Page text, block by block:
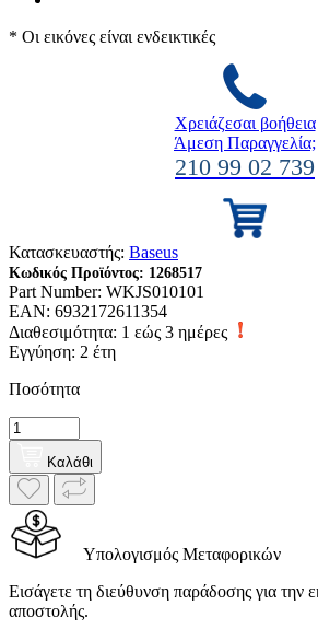
* Οι εικόνες είναι ενδεικτικές
Χρειάζεσαι βοήθεια
Άμεση Παραγγελία;
210 99 02 739
Κατασκευαστής: Baseus
Κωδικός Προϊόντος: 1268517
Part Number: WKJS010101
EAN: 6932172611354
Διαθεσιμότητα: 1 εώς 3 ημέρες
Εγγύηση: 2 έτη
Ποσότητα
Καλάθι
Υπολογισμός Μεταφορικών
Εισάγετε τη διεύθυνση παράδοσης για την
αποστολής.